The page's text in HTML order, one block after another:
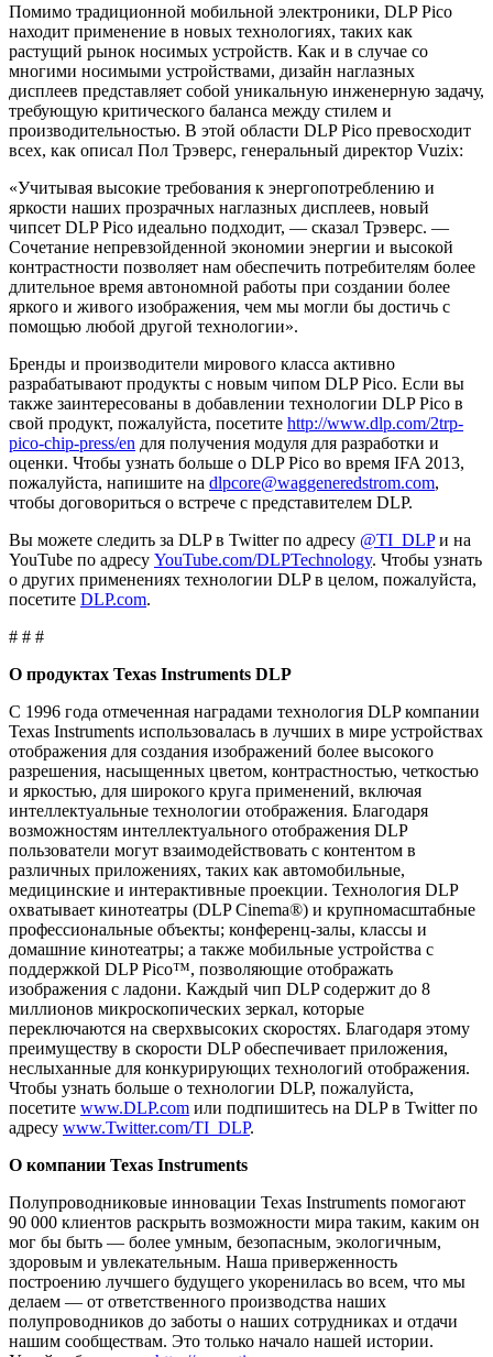
Помимо традиционной мобильной электроники, DLP Pico
находит применение в новых технологиях, таких как
растущий рынок носимых устройств. Как и в случае со
многими носимыми устройствами, дизайн наглазных
дисплеев представляет собой уникальную инженерную задачу,
требующую критического баланса между стилем и
производительностью. В этой области DLP Pico превосходит
всех, как описал Пол Трэверс, генеральный директор Vuzix:
«Учитывая высокие требования к энергопотреблению и
яркости наших прозрачных наглазных дисплеев, новый
чипсет DLP Pico идеально подходит, — сказал Трэверс. —
Сочетание непревзойденной экономии энергии и высокой
контрастности позволяет нам обеспечить потребителям более
длительное время автономной работы при создании более
яркого и живого изображения, чем мы могли бы достичь с
помощью любой другой технологии».
Бренды и производители мирового класса активно
разрабатывают продукты с новым чипом DLP Pico. Если вы
также заинтересованы в добавлении технологии DLP Pico в
свой продукт, пожалуйста, посетите http://www.dlp.com/2trp-
pico-chip-press/en для получения модуля для разработки и
оценки. Чтобы узнать больше о DLP Pico во время IFA 2013,
пожалуйста, напишите на dlpcore@waggeneredstrom.com,
чтобы договориться о встрече с представителем DLP.
Вы можете следить за DLP в Twitter по адресу @TI_DLPи на
YouTube по адресу YouTube.com/DLPTechnology. Чтобы узнать
о других применениях технологии DLP в целом, пожалуйста,
посетите DLP.com.
# # #
О продуктах Texas Instruments DLP
С 1996 года отмеченная наградами технология DLP компании
Texas Instruments использовалась в лучших в мире устройствах
отображения для создания изображений более высокого
разрешения, насыщенных цветом, контрастностью, четкостью
и яркостью, для широкого круга применений, включая
интеллектуальные технологии отображения. Благодаря
возможностям интеллектуального отображения DLP
пользователи могут взаимодействовать с контентом в
различных приложениях, таких как автомобильные,
медицинские и интерактивные проекции. Технология DLP
охватывает кинотеатры (DLP Cinema®) и крупномасштабные
профессиональные объекты; конференц-залы, классы и
домашние кинотеатры; а также мобильные устройства с
поддержкой DLP Pico™, позволяющие отображать
изображения с ладони. Каждый чип DLP содержит до 8
миллионов микроскопических зеркал, которые
переключаются на сверхвысоких скоростях. Благодаря этому
преимуществу в скорости DLP обеспечивает приложения,
неслыханные для конкурирующих технологий отображения.
Чтобы узнать больше о технологии DLP, пожалуйста,
посетите www.DLP.com или подпишитесь на DLP в Twitter по
адресу www.Twitter.com/TI_DLP.
О компании Texas Instruments
Полупроводниковые инновации Texas Instruments помогают
90 000 клиентов раскрыть возможности мира таким, каким он
мог бы быть — более умным, безопасным, экологичным,
здоровым и увлекательным. Наша приверженность
построению лучшего будущего укоренилась во всем, что мы
делаем — от ответственного производства наших
полупроводников до заботы о наших сотрудниках и отдачи
нашим сообществам. Это только начало нашей истории.